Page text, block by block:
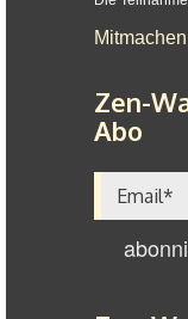
Mitmachen
Zen-
Abo